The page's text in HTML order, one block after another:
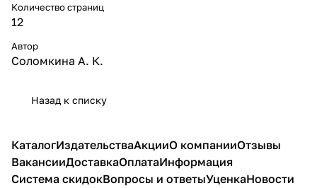
Количество страниц
12
Автор
Соломкина А. К.
Назад к списку
КаталогИздательстваАкцииО компанииОтзывы
ВакансииДоставкаОплатаИнформация
Система скидокВопросы и ответыУценкаНовости